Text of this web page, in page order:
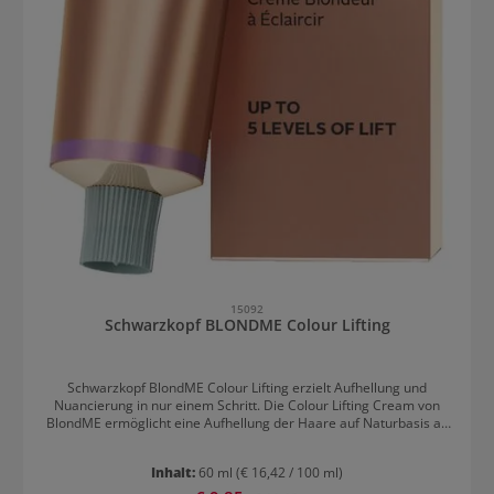
15092
Schwarzkopf BLONDME Colour Lifting
Schwarzkopf BlondME Colour Lifting erzielt Aufhellung und
Nuancierung in nur einem Schritt. Die Colour Lifting Cream von
BlondME ermöglicht eine Aufhellung der Haare auf Naturbasis ab
Die integrierte Bond Enforcing Technologie schützt die
Inhalt: 60 ml (€ 16,42 / 100 ml)